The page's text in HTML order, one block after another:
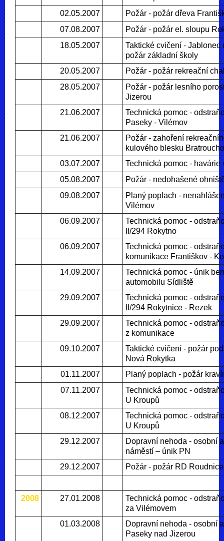
02.05.2007
Požár - požár dřeva
07.08.2007
Požár - požár el. sloupu
18.05.2007
Taktické cvičení - Jablonec
požár základní školy
20.05.2007
Požár - požár rekreační
28.05.2007
Požár - požár lesního
Jizerou
21.06.2007
Technická pomoc -
Paseky - Vilémov
21.06.2007
Požár - zahoření
kulového blesku
03.07.2007
Technická pomoc - havárie
05.08.2007
Požár - nedohašené
09.08.2007
Planý poplach -
Vilémov
06.09.2007
Technická pomoc -
II/294 Rokytno
06.09.2007
Technická pomoc -
komunikace Františkov -
14.09.2007
Technická pomoc - únik
automobilu Sídliště
29.09.2007
Technická pomoc -
II/294 Rokytnice - Rezek
29.09.2007
Technická pomoc -
z komunikace
09.10.2007
Taktické cvičení - požár
Nová Rokytka
01.11.2007
Planý poplach - požár
07.11.2007
Technická pomoc -
U Kroupů
08.12.2007
Technická pomoc -
U Kroupů
29.12.2007
Dopravní nehoda - osobní
náměstí – únik PN
29.12.2007
Požár - požár RD Roudnice
2008 27.01.2008
Technická pomoc -
za Vilémovem
01.03.2008
Dopravní nehoda - osobní
Paseky nad Jizerou